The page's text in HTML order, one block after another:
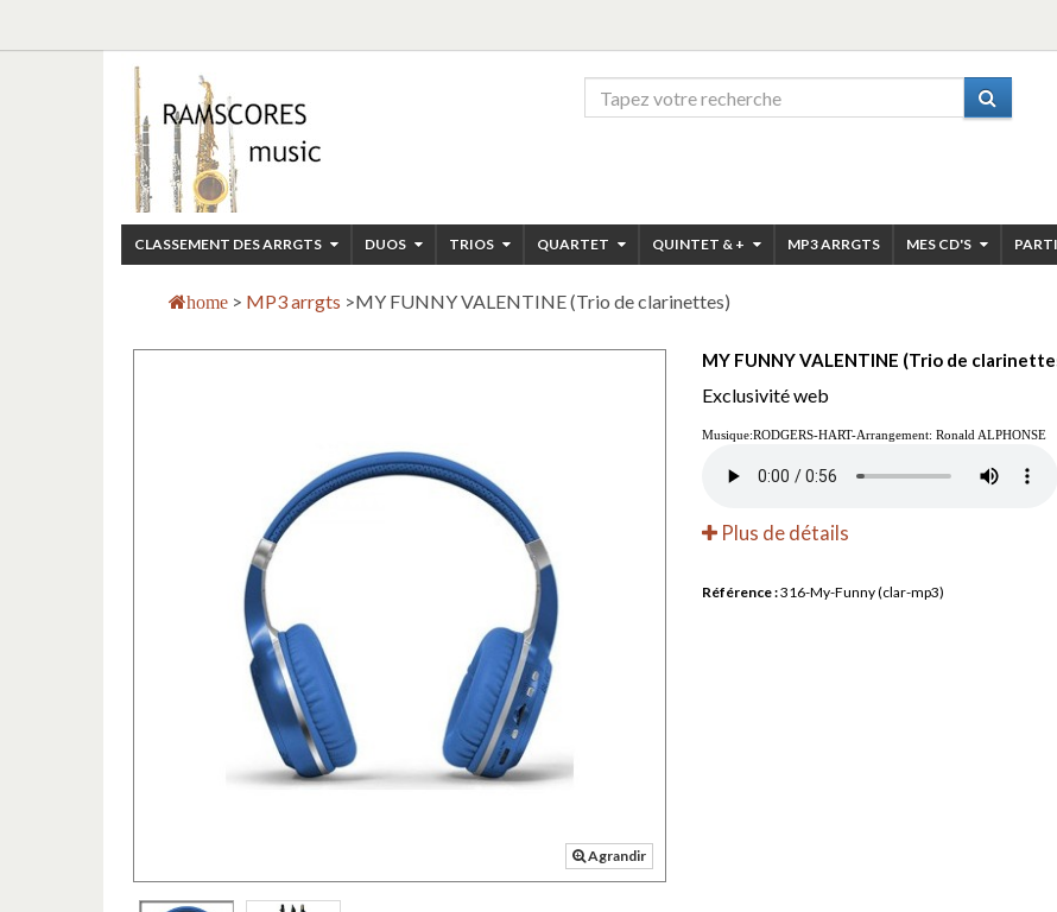
CLASSEMENT DES ARRGTS DUOS TRIOS QUARTET QUINTET & + MP3 ARRGTS MES CD'S
home > MP3 arrgts >MY FUNNY VALENTINE (Trio de clarinettes)
Agrandir
MY FUNNY VALENTINE (Trio de
Exclusivité web
Musique:RODGERS-HART-Arrangement: Ronald ALPHONSE
Plus de détails
Référence :316-My-Funny (clar-mp3)